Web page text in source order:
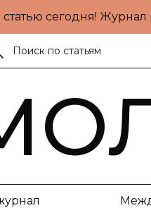
статью сегодня!